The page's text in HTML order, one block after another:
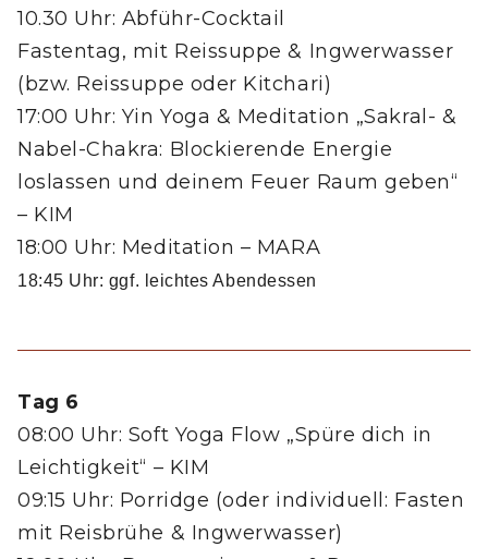
10.30 Uhr: Abführ-Cocktail
Fastentag, mit Reissuppe & Ingwerwasser
(bzw. Reissuppe oder Kitchari)
17:00 Uhr: Yin Yoga & Meditation „Sakral- &
Nabel-Chakra: Blockierende Energie
loslassen und deinem Feuer Raum geben“
– KIM
18:00 Uhr: Meditation – MARA
18:45 Uhr: ggf. leichtes Abendessen
Tag 6
08:00 Uhr: Soft Yoga Flow „Spüre dich in
Leichtigkeit“ – KIM
09:15 Uhr: Porridge (oder individuell: Fasten
mit Reisbrühe & Ingwerwasser)